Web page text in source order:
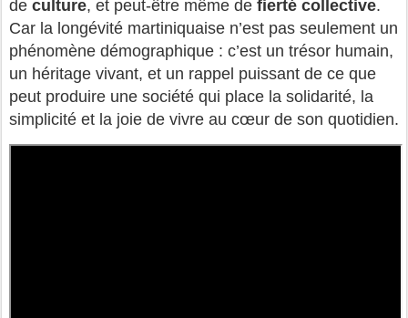
de culture, et peut-être même de fierté collective.
Car la longévité martiniquaise n’est pas seulement un
phénomène démographique : c’est un trésor humain,
un héritage vivant, et un rappel puissant de ce que
peut produire une société qui place la solidarité, la
simplicité et la joie de vivre au cœur de son quotidien.